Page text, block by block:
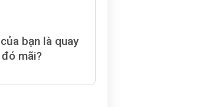
bạn là quay
mãi?